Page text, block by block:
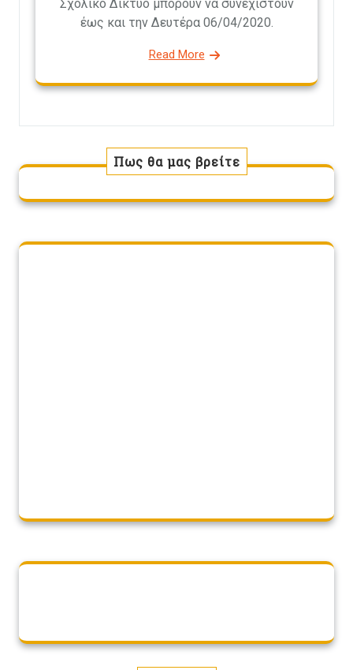
Σχολικό Δίκτυο μπορούν να συνεχιστούν
έως και την Δευτέρα 06/04/2020.
Read More
Πως θα μας βρείτε